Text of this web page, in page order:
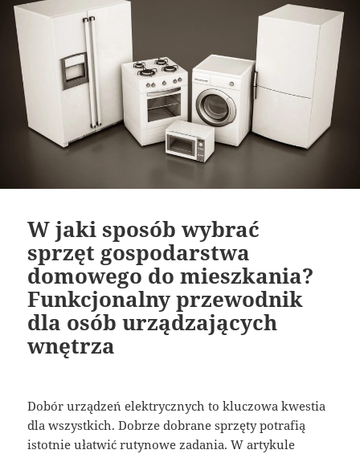
W jaki sposób wybrać
sprzęt gospodarstwa
domowego do mieszkania?
Funkcjonalny przewodnik
dla osób urządzających
wnętrza
Dobór urządzeń elektrycznych to kluczowa kwestia
dla wszystkich. Dobrze dobrane sprzęty potrafią
istotnie ułatwić rutynowe zadania. W artykule